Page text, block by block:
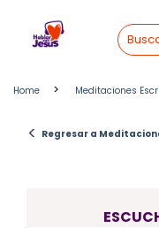
content
Home > Meditaciones
< Regresar a